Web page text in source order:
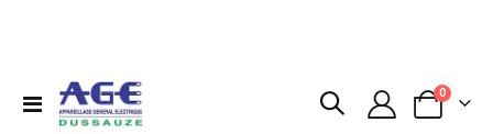
Basculer
Panier
0articles